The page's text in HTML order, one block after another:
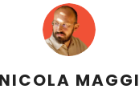
NICOLA MAGGI